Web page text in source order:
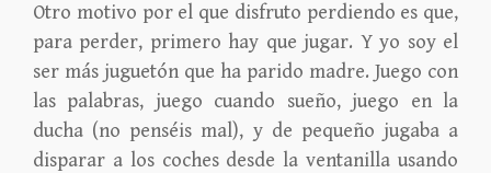
Otro motivo por el que disfruto perdiendo es que,
para perder, primero hay que jugar. Y yo soy el
ser más juguetón que ha parido madre. Juego con
las palabras, juego cuando sueño, juego en la
ducha (no penséis mal), y de pequeño jugaba a
disparar a los coches desde la ventanilla usando